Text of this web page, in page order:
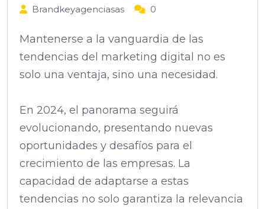
Brandkeyagenciasas
0
Mantenerse a la vanguardia de las
tendencias del marketing digital no es
solo una ventaja, sino una necesidad.
En 2024, el panorama seguirá
evolucionando, presentando nuevas
oportunidades y desafíos para el
crecimiento de las empresas. La
capacidad de adaptarse a estas
tendencias no solo garantiza la relevancia